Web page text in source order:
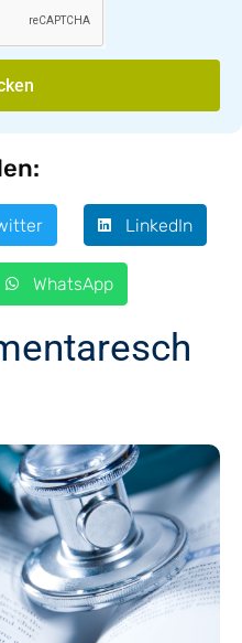
LinkedIn
WhatsApp